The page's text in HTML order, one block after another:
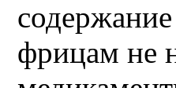
фрицам не